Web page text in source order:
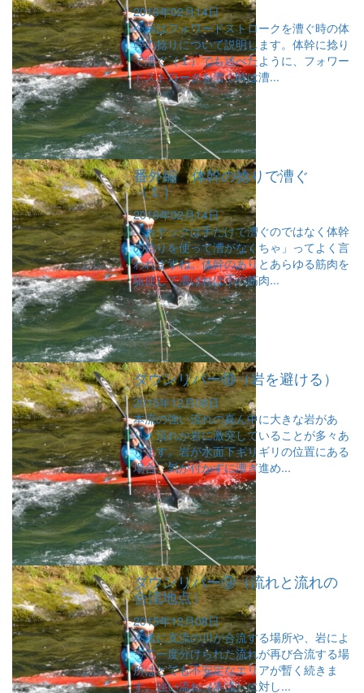
2016年02月14日
今回はフォワードストロークを漕ぐ時の体
幹の捻りについて説明します。体幹に捻り
で漕ぐ（１）でも述べたように、フォワー
ドストロークを漕ぐ時は漕...
番外編 体幹の捻りで漕ぐ
（１）
2016年02月14日
「カヤックは手だけで漕ぐのではなく体幹
の捻りを使って漕がなくちゃ」ってよく言
われますね。体幹のありとあらゆる筋肉を
駆使して漕げれば手の筋肉...
ダウンリバー⑩（岩を避ける）
2015年12月08日
本流の強い流れの真ん中に大きな岩があ
り、流れが岩に激突していることが多々あ
ります。岩が水面下ギリギリの位置にある
場合、気が付かずに漕ぎ進め...
ダウンリバー⑨（流れと流れの
合流地点）
2015年12月08日
本流に支流の川が合流する場所や、岩によ
って一度分けられた流れが再び合流する場
所はとても不安定なエリアが暫く続きま
す。強い流れ（本流）に対し...